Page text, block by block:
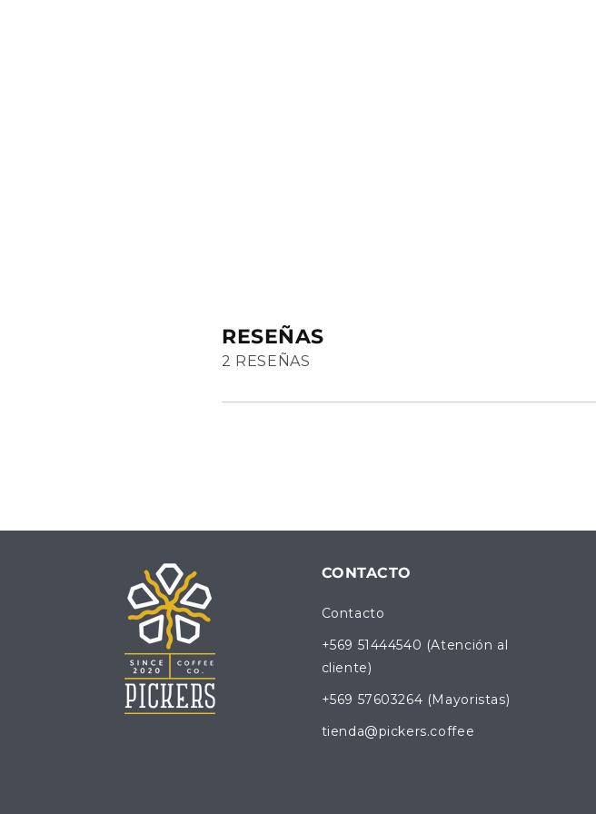
RESEÑAS
2 RESEÑAS
CONTACTO
Contacto
+569 51444540 (Atención al
cliente)
+569 57603264 (Mayoristas)
tienda@pickers.coffee